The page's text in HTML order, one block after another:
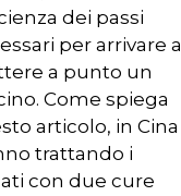
dei passi
per arrivare a
a punto un
Come spiega
articolo, in Cina
trattando i
con due cure